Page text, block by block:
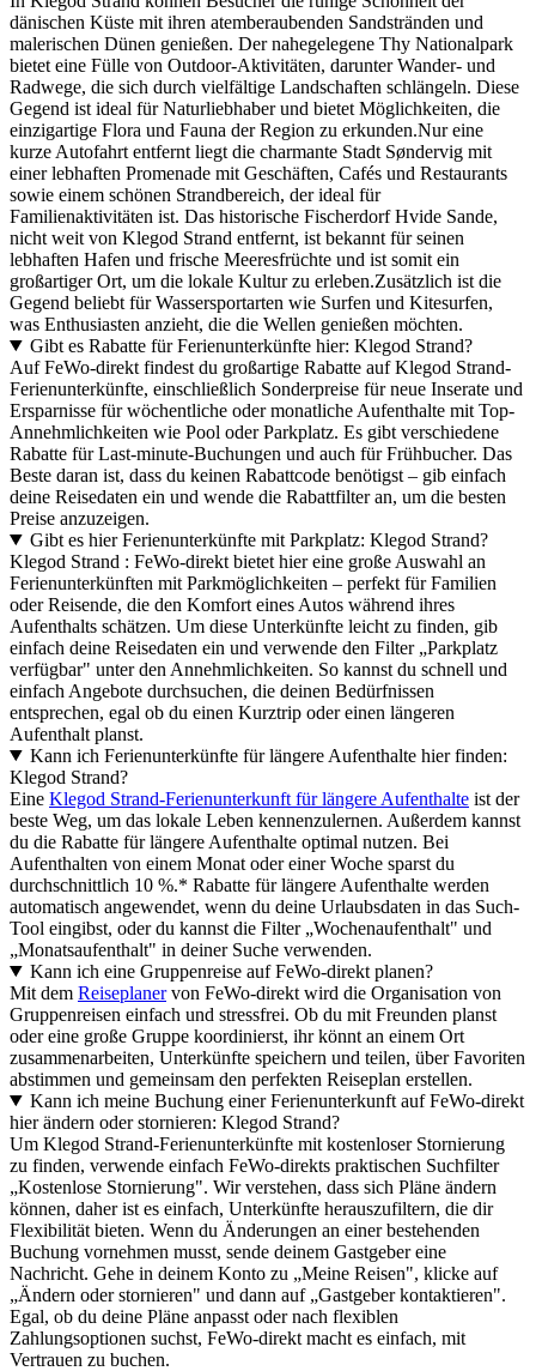
dänischen Küste mit ihren atemberaubenden Sandstränden und
malerischen Dünen genießen. Der nahegelegene Thy Nationalpark
bietet eine Fülle von Outdoor-Aktivitäten, darunter Wander- und
Radwege, die sich durch vielfältige Landschaften schlängeln. Diese
Gegend ist ideal für Naturliebhaber und bietet Möglichkeiten, die
einzigartige Flora und Fauna der Region zu erkunden.Nur eine
kurze Autofahrt entfernt liegt die charmante Stadt Søndervig mit
einer lebhaften Promenade mit Geschäften, Cafés und Restaurants
sowie einem schönen Strandbereich, der ideal für
Familienaktivitäten ist. Das historische Fischerdorf Hvide Sande,
nicht weit von Klegod Strand entfernt, ist bekannt für seinen
lebhaften Hafen und frische Meeresfrüchte und ist somit ein
großartiger Ort, um die lokale Kultur zu erleben.Zusätzlich ist die
Gegend beliebt für Wassersportarten wie Surfen und Kitesurfen,
was Enthusiasten anzieht, die die Wellen genießen möchten.
Gibt es Rabatte für Ferienunterkünfte hier: Klegod Strand?
Auf FeWo-direkt findest du großartige Rabatte auf Klegod Strand-
Ferienunterkünfte, einschließlich Sonderpreise für neue Inserate und
Ersparnisse für wöchentliche oder monatliche Aufenthalte mit Top-
Annehmlichkeiten wie Pool oder Parkplatz. Es gibt verschiedene
Rabatte für Last-minute-Buchungen und auch für Frühbucher. Das
Beste daran ist, dass du keinen Rabattcode benötigst – gib einfach
deine Reisedaten ein und wende die Rabattfilter an, um die besten
Preise anzuzeigen.
Gibt es hier Ferienunterkünfte mit Parkplatz: Klegod Strand?
Klegod Strand : FeWo-direkt bietet hier eine große Auswahl an
Ferienunterkünften mit Parkmöglichkeiten – perfekt für Familien
oder Reisende, die den Komfort eines Autos während ihres
Aufenthalts schätzen. Um diese Unterkünfte leicht zu finden, gib
einfach deine Reisedaten ein und verwende den Filter „Parkplatz
verfügbar" unter den Annehmlichkeiten. So kannst du schnell und
einfach Angebote durchsuchen, die deinen Bedürfnissen
entsprechen, egal ob du einen Kurztrip oder einen längeren
Aufenthalt planst.
Kann ich Ferienunterkünfte für längere Aufenthalte hier finden:
Klegod Strand?
Eine Klegod Strand-Ferienunterkunft für längere Aufenthalte ist der
beste Weg, um das lokale Leben kennenzulernen. Außerdem kannst
du die Rabatte für längere Aufenthalte optimal nutzen. Bei
Aufenthalten von einem Monat oder einer Woche sparst du
durchschnittlich 10 %.* Rabatte für längere Aufenthalte werden
automatisch angewendet, wenn du deine Urlaubsdaten in das Such-
Tool eingibst, oder du kannst die Filter „Wochenaufenthalt" und
„Monatsaufenthalt" in deiner Suche verwenden.
Kann ich eine Gruppenreise auf FeWo-direkt planen?
Mit dem Reiseplanervon FeWo-direkt wird die Organisation von
Gruppenreisen einfach und stressfrei. Ob du mit Freunden planst
oder eine große Gruppe koordinierst, ihr könnt an einem Ort
zusammenarbeiten, Unterkünfte speichern und teilen, über Favoriten
abstimmen und gemeinsam den perfekten Reiseplan erstellen.
Kann ich meine Buchung einer Ferienunterkunft auf FeWo-direkt
hier ändern oder stornieren: Klegod Strand?
Um Klegod Strand-Ferienunterkünfte mit kostenloser Stornierung
zu finden, verwende einfach FeWo-direkts praktischen Suchfilter
„Kostenlose Stornierung". Wir verstehen, dass sich Pläne ändern
können, daher ist es einfach, Unterkünfte herauszufiltern, die dir
Flexibilität bieten. Wenn du Änderungen an einer bestehenden
Buchung vornehmen musst, sende deinem Gastgeber eine
Nachricht. Gehe in deinem Konto zu „Meine Reisen", klicke auf
„Ändern oder stornieren" und dann auf „Gastgeber kontaktieren".
Egal, ob du deine Pläne anpasst oder nach flexiblen
Zahlungsoptionen suchst, FeWo-direkt macht es einfach, mit
Vertrauen zu buchen.